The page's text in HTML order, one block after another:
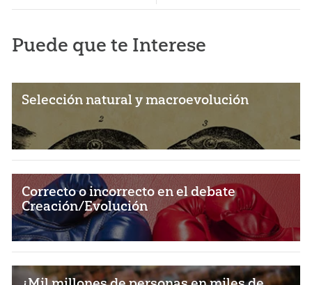
Puede que te Interese
Selección natural y macroevolución
Correcto o incorrecto en el debate
Creación/Evolución